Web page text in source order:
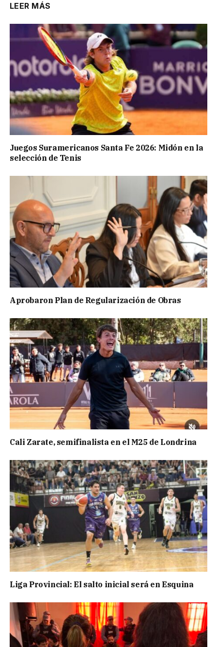
LEER MÁS
Juegos Suramericanos Santa Fe 2026: Midón en la
selección de Tenis
Aprobaron Plan de Regularización de Obras
Cali Zarate, semifinalista en el M25 de Londrina
Liga Provincial: El salto inicial será en Esquina